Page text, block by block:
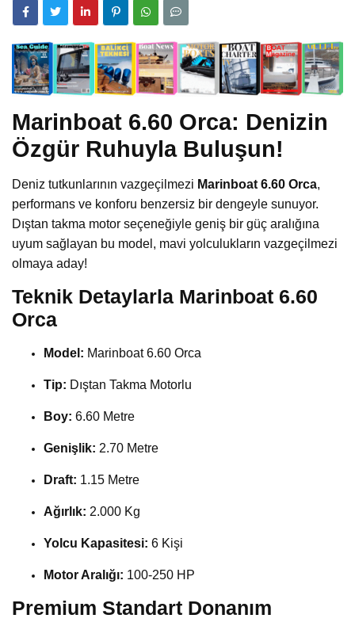
Marinboat 6.60 Orca: Denizin
Özgür Ruhuyla Buluşun!
Deniz tutkunlarının vazgeçilmezi Marinboat 6.60 Orca,
performans ve konforu benzersiz bir dengeyle sunuyor.
Dıştan takma motor seçeneğiyle geniş bir güç aralığına
uyum sağlayan bu model, mavi yolculukların vazgeçilmezi
olmaya aday!
Teknik Detaylarla Marinboat 6.60
Orca
Model: Marinboat 6.60 Orca
Tip: Dıştan Takma Motorlu
Boy: 6.60 Metre
Genişlik: 2.70 Metre
Draft: 1.15 Metre
Ağırlık: 2.000 Kg
Yolcu Kapasitesi: 6 Kişi
Motor Aralığı: 100-250 HP
Premium Standart Donanım